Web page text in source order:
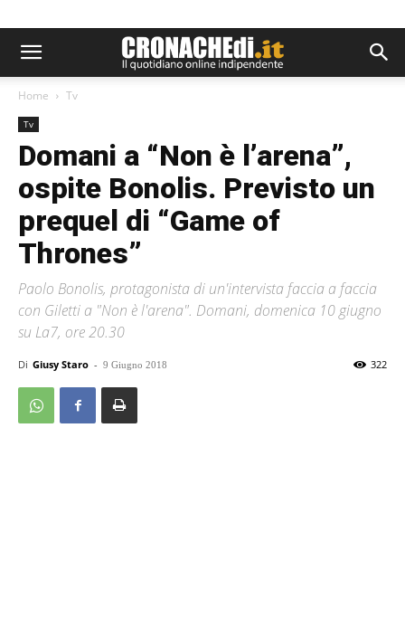
Home Tv
Tv
Domani a “Non è l’arena”,
ospite Bonolis. Previsto un
prequel di “Game of
Thrones”
Paolo Bonolis, protagonista di un'intervista faccia a faccia
con Giletti a "Non è l'arena". Domani, domenica 10 giugno
su La7, ore 20.30
Di Giusy Staro - 9 Giugno 2018 322